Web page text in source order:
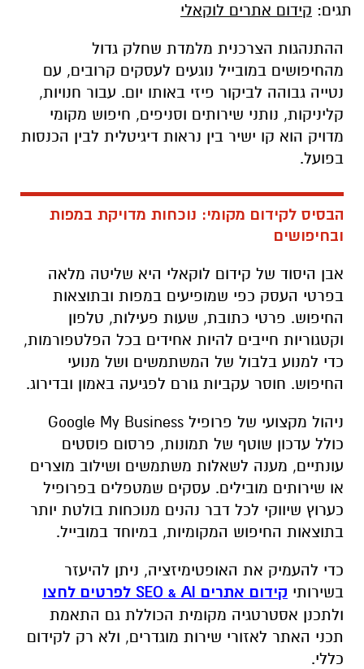
תגים: קידום אתרים לוקאלי
ההתנהגות הצרכנית מלמדת שחלק גדול
מהחיפושים במובייל נוגעים לעסקים קרובים, עם
נטייה גבוהה לביקור פיזי באותו יום. עבור חנויות,
קליניקות, נותני שירותים וסניפים, חיפוש מקומי
מדויק הוא קו ישיר בין נראות דיגיטלית לבין הכנסות
בפועל.
הבסיס לקידום מקומי: נוכחות מדויקת במפות
ובחיפושים
אבן היסוד של קידום לוקאלי היא שליטה מלאה
בפרטי העסק כפי שמופיעים במפות ובתוצאות
החיפוש. פרטי כתובת, שעות פעילות, טלפון
וקטגוריות חייבים להיות אחידים בכל הפלטפורמות,
כדי למנוע בלבול של המשתמשים ושל מנועי
החיפוש. חוסר עקביות גורם לפגיעה באמון ובדירוג.
ניהול מקצועי של פרופיל Google My Business
כולל עדכון שוטף של תמונות, פרסום פוסטים
עונתיים, מענה לשאלות משתמשים ושילוב מוצרים
או שירותים מובילים. עסקים שמטפלים בפרופיל
כערוץ שיווקי לכל דבר נהנים מנוכחות בולטת יותר
בתוצאות החיפוש המקומיות, במיוחד במובייל.
כדי להעמיק את האופטימיזציה, ניתן להיעזר
בשירותי קידום אתרים SEO &AI לפרטים לחצו
ולתכנן אסטרטגיה מקומית הכוללת גם התאמת
תכני האתר לאזורי שירות מוגדרים, ולא רק לקידום
כללי.